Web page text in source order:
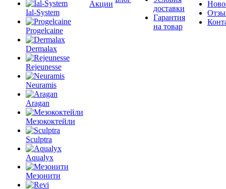
Ial-System
Progelcaine
Dermalax
Rejeunesse
Neuramis
Aragan
Мезококтейли
Sculptra
Aqualyx
Мезонити
Акции
доставки
Гарантия
на товар